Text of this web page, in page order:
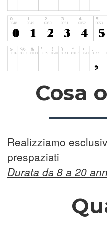
Cosa
Realizziamo
prespaziati
Durata da 8 a 20